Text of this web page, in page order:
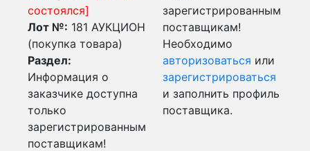
состоялся]
Лот №: 181 АУКЦИОН
(покупка товара)
Раздел:
Информация о
заказчике доступна
только
зарегистрированным
поставщикам!
зарегистрированным
поставщикам!
Необходимо
авторизоваться или
зарегистрироваться
и заполнить профиль
поставщика.